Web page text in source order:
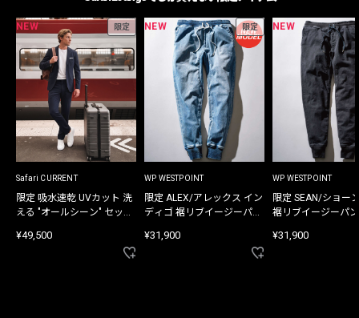
NEW 限定
Safari CURRENT
限定 吸水速乾 UVカット 洗
える "オールシーン" セット
¥49,500
NEW 限定
WP WESTPOINT
限定 ALEX/アレックス イン
ディゴ 裾リブイージーパン
¥31,900
NEW
WP WESTPOINT
限定 SEAN/ショー
裾リブイージーパ
¥31,900